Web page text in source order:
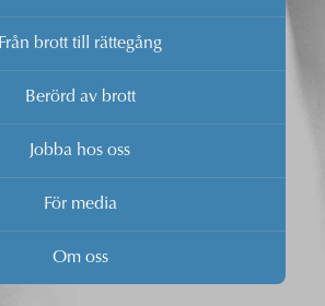
Från brott till rättegång
Berörd av brott
Jobba hos oss
För media
Om oss